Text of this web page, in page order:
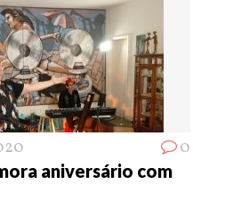
0
aniversário com